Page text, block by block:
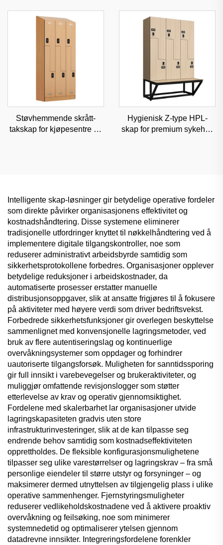
oppbevaringsløsning
oppbevaring med
tilpasningsmuligheter
Støvhemmende skrått-
takskap for kjøpesentre og
Hygienisk Z-type HPL-
skap for premium sykehus
Intelligente skap-løsninger gir betydelige operative fordeler
som direkte påvirker organisasjonens effektivitet og
kostnadshåndtering. Disse systemene eliminerer
tradisjonelle utfordringer knyttet til nøkkelhåndtering ved å
implementere digitale tilgangskontroller, noe som
reduserer administrativt arbeidsbyrde samtidig som
sikkerhetsprotokollene forbedres. Organisasjoner opplever
betydelige reduksjoner i arbeidskostnader, da
automatiserte prosesser erstatter manuelle
distribusjonsoppgaver, slik at ansatte frigjøres til å fokusere
på aktiviteter med høyere verdi som driver bedriftsvekst.
Forbedrede sikkerhetsfunksjoner gir overlegen beskyttelse
sammenlignet med konvensjonelle lagringsmetoder, ved
bruk av flere autentiseringslag og kontinuerlige
overvåkningsystemer som oppdager og forhindrer
uautoriserte tilgangsforsøk. Muligheten for sanntidssporing
gir full innsikt i varebevegelser og brukeraktiviteter, og
muliggjør omfattende revisjonslogger som støtter
etterlevelse av krav og operativ gjennomsiktighet.
Fordelene med skalerbarhet lar organisasjoner utvide
lagringskapasiteten gradvis uten store
infrastrukturinvesteringer, slik at de kan tilpasse seg
endrende behov samtidig som kostnadseffektiviteten
opprettholdes. De fleksible konfigurasjonsmulighetene
tilpasser seg ulike varestørrelser og lagringskrav – fra små
personlige eiendeler til større utstyr og forsyninger – og
maksimerer dermed utnyttelsen av tilgjengelig plass i ulike
operative sammenhenger. Fjernstyringsmuligheter
reduserer vedlikeholdskostnadene ved å aktivere proaktiv
overvåkning og feilsøking, noe som minimerer
systemnedetid og optimaliserer ytelsen gjennom
datadrevne innsikter. Integreringsfordelene forenkler